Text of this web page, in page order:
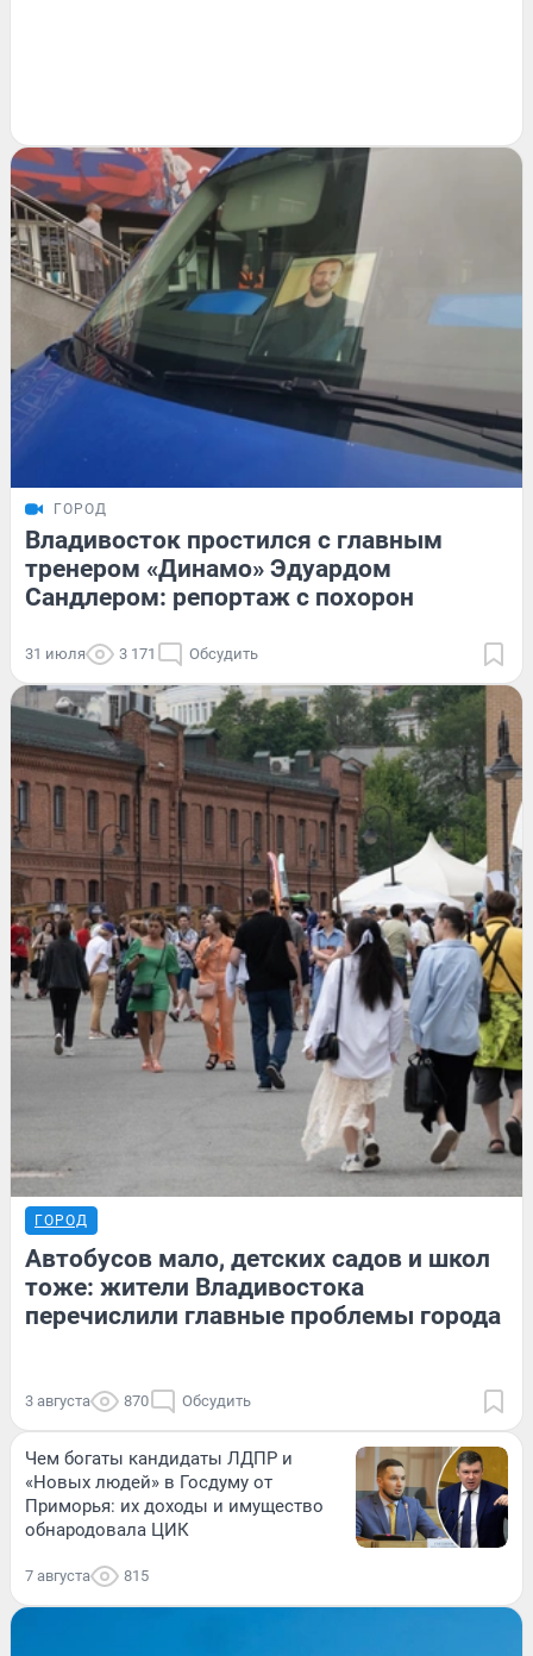
ГОРОД
Владивосток простился с главным
тренером «Динамо» Эдуардом
Сандлером: репортаж с похорон
31 июля 3 171 Обсудить
ГОРОД
Автобусов мало, детских садов и школ
тоже: жители Владивостока
перечислили главные проблемы города
3 августа 870 Обсудить
Чем богаты кандидаты ЛДПР и
«Новых людей» в Госдуму от
Приморья: их доходы и имущество
обнародовала ЦИК
7 августа 815